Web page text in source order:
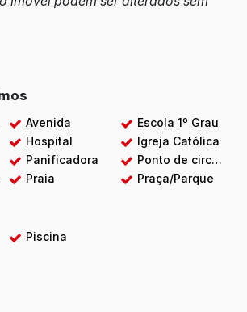
Avenida
Escola 1º Grau
Hospital
Igreja Católica
Panificadora
Ponto de circular
Praia Praça/Parque
Piscina